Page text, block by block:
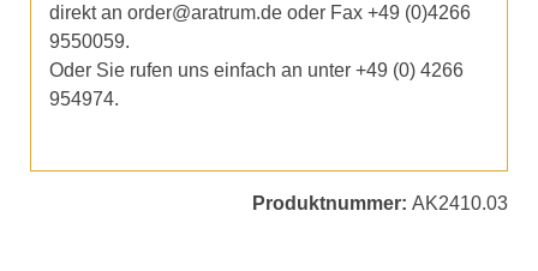
direkt an order@aratrum.de oder Fax +49 (0)4266
9550059.
Oder Sie rufen uns einfach an unter +49 (0) 4266
954974.
Produktnummer: AK2410.03